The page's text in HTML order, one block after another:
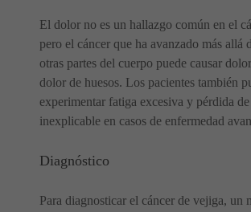
El dolor no es un hallazgo común en el
pero el cáncer que ha avanzado más allá
otras partes del cuerpo puede causar
dolor de huesos. Los pacientes también
experimentar fatiga excesiva y pérdida de
inexplicable en casos de enfermedad
Diagnóstico
Para diagnosticar el cáncer de vejiga, un